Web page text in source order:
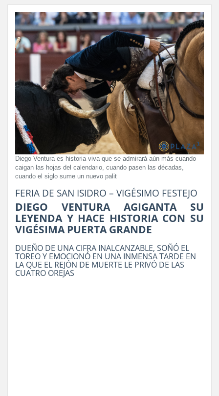
Diego Ventura es historia viva que se admirará aún más cuando
caigan las hojas del calendario, cuando pasen las décadas,
cuando el siglo sume un nuevo palit
FERIA DE SAN ISIDRO – VIGÉSIMO FESTEJO
DIEGO VENTURA AGIGANTA SU
LEYENDA Y HACE HISTORIA CON SU
VIGÉSIMA PUERTA GRANDE
DUEÑO DE UNA CIFRA INALCANZABLE, SOÑÓ EL
TOREO Y EMOCIONÓ EN UNA INMENSA TARDE EN
LA QUE EL REJÓN DE MUERTE LE PRIVÓ DE LAS
CUATRO OREJAS